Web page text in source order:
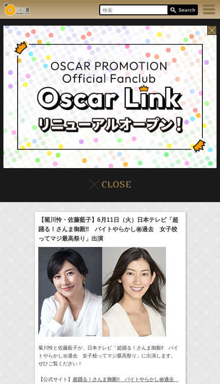
本日の出演情報8/8(Sat) イベント販売情報
17:55-18:00
( Radio) ラジオドラマ「一建設presents おうちのはなし」 髙橋ひかる
18:30-18:56
(TV) 一泊家族
19:30-19:45
(Radio 宮﨑香蓮の聴いてみらんね！ 宮﨑香蓮
21:00 -21:30
Radio) 藤田ニコルのニコニチ 藤田ニコル
> More
【菊川怜・佐藤藍子】6月11日（火）日本テレビ「超
踊る！さんま御殿‼ バイトやらかし㊙過去 女子校
ってマジ最高祭り」出演
菊川怜と佐藤藍子が、日本テレビ「超踊る！さんま御殿‼ バイ
トやらかし㊙過去 女子校ってマジ最高祭り」に出演します。
ぜひご覧ください！
【公式サイト】 超踊る！さんま御殿‼ バイトやらかし㊙過去